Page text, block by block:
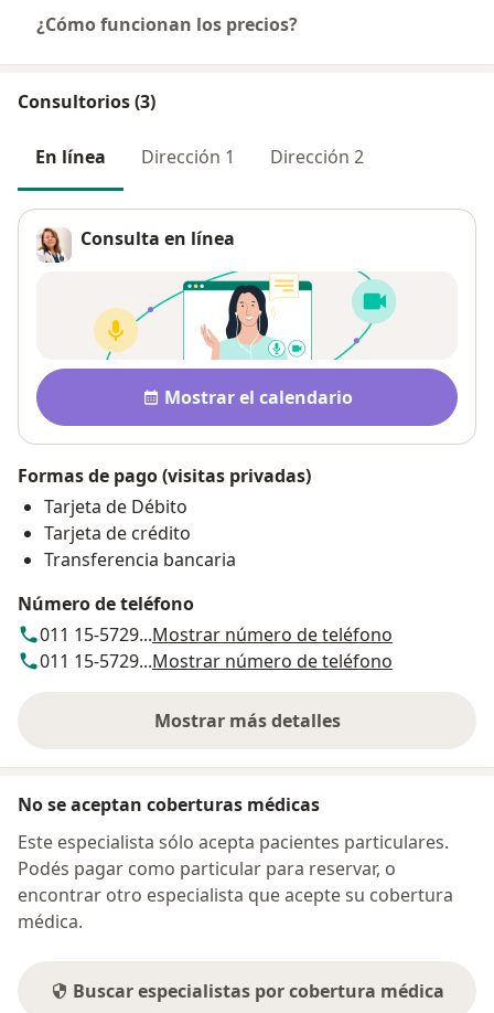
¿Cómo funcionan los precios?
Consultorios (3)
En línea Dirección 1 Dirección 2
Consulta en línea
Disponibilidad
Mostrar el calendario
Formas de pago (visitas privadas)
Tarjeta de Débito
Tarjeta de crédito
Transferencia bancaria
Número de teléfono
011 15-5729...Mostrar número de teléfono
011 15-5729...Mostrar número de teléfono
Mostrar más detalles
sobre la dirección
No se aceptan coberturas médicas
Este especialista sólo acepta pacientes particulares.
Podés pagar como particular para reservar, o
encontrar otro especialista que acepte su cobertura
médica.
Buscar especialistas por cobertura médica